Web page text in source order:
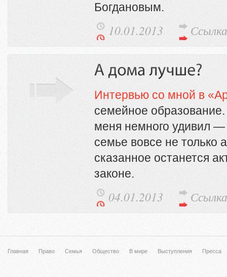
Богдановым.
10.01.2013 Ссылка
Интервью со мной в
семейное
меня немного удивил —
семье вовсе не только
сказанное останется
законе.
04.01.2013 Ссылка
Главная Право Семья Общество В мире Выступления Пресса